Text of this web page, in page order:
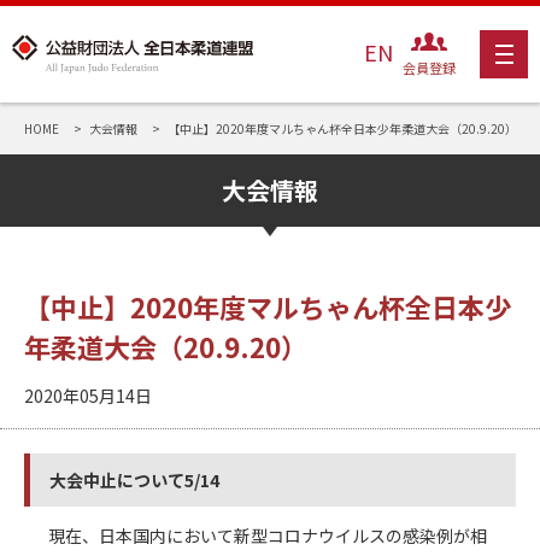
EN 会員登録
HOME 大会情報 【中止】2020年度マルちゃん杯全日本少年柔道大会（20.9.20）
大会情報
【中止】2020年度マルちゃん杯全日本少
年柔道大会（20.9.20）
2020年05月14日
大会中止について5/14
現在、日本国内において新型コロナウイルスの感染例が相